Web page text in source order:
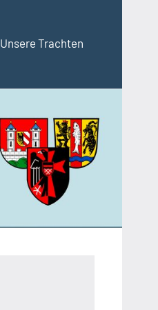
Unsere Trachten